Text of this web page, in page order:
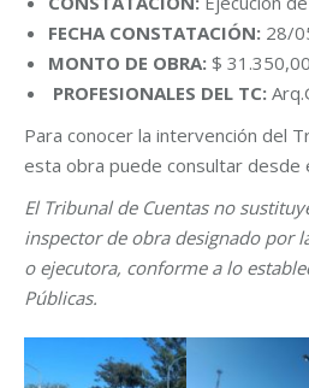
FECHA CONSTATACIÓN: 28/
MONTO DE OBRA: $ 31.350,00
PROFESIONALES DEL TC:
Para conocer la intervención del
esta obra puede consultar desde
El Tribunal de Cuentas no
inspector de obra designado por
o ejecutora, conforme a lo
Públicas.